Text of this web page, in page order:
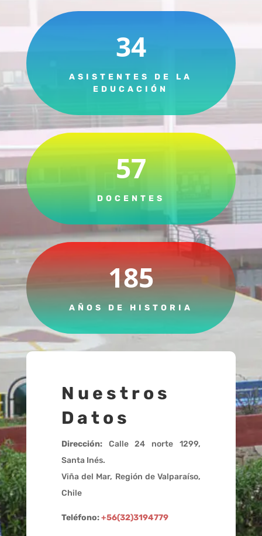
34
ASISTENTES DE LA
EDUCACIÓN
57
DOCENTES
185
AÑOS DE HISTORIA
Nuestros
Datos
Dirección:Calle 24 norte 1299,
Santa Inés.
Viña del Mar, Región de Valparaíso,
Chile
Teléfono:+56(32)3194779